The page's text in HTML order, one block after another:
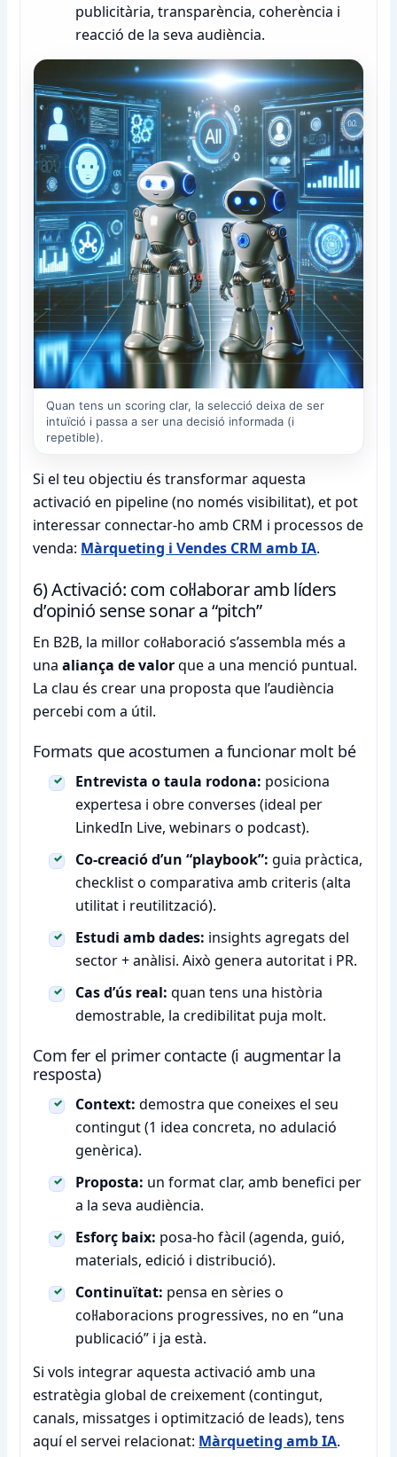
publicitària, transparència, coherència i
reacció de la seva audiència.
Quan tens un scoring clar, la selecció deixa de ser
intuïció i passa a ser una decisió informada (i
repetible).
Si el teu objectiu és transformar aquesta
activació en pipeline (no només visibilitat), et pot
interessar connectar-ho amb CRM i processos de
venda: Màrqueting i Vendes CRM amb IA.
6) Activació: com col·laborar amb líders
d’opinió sense sonar a “pitch”
En B2B, la millor col·laboració s’assembla més a
unaaliança de valorque a una menció puntual.
La clau és crear una proposta que l’audiència
percebi com a útil.
Formats que acostumen a funcionar molt bé
Entrevista o taula rodona: posiciona
expertesa i obre converses (ideal per
LinkedIn Live, webinars o podcast).
Co-creació d’un “playbook”: guia pràctica,
checklist o comparativa amb criteris (alta
utilitat i reutilització).
Estudi amb dades: insights agregats del
sector + anàlisi. Això genera autoritat i PR.
Cas d’ús real: quan tens una història
demostrable, la credibilitat puja molt.
Com fer el primer contacte (i augmentar la
resposta)
Context: demostra que coneixes el seu
contingut (1 idea concreta, no adulació
genèrica).
Proposta: un format clar, amb benefici per
a la seva audiència.
Esforç baix: posa-ho fàcil (agenda, guió,
materials, edició i distribució).
Continuïtat: pensa en sèries o
col·laboracions progressives, no en “una
publicació” i ja està.
Si vols integrar aquesta activació amb una
estratègia global de creixement (contingut,
canals, missatges i optimització de leads), tens
aquí el servei relacionat: Màrqueting amb IA.